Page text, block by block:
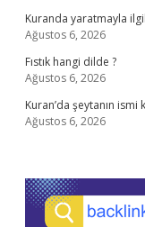
Kuranda yaratmayla
Ağustos 6, 2026
Fıstık hangi dilde ?
Ağustos 6, 2026
Kuran’da şeytanın ismi
Ağustos 6, 2026